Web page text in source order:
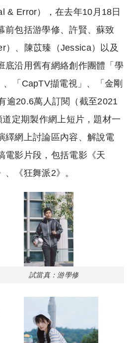
& Error），在去年10月18日
前包括游學修、許賢、蘇致
、
陳苡臻 （Jessica）以及
底沿用舊有網絡創作團體「學
「CapTV擷電視」、「金剛
逾20.6萬人訂閱（截至2021
定期製作網上短片，題材一
繹網上討論區內容、解說電
電影片段，包括電影《天
《狂舞派2》。
試當真：游學修